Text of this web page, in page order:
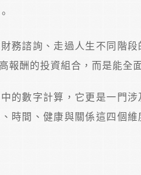
務諮詢、走過人生不同階
報酬的投資組合，而是能全
的數字計算，它更是一門
時間、健康與關係這四個